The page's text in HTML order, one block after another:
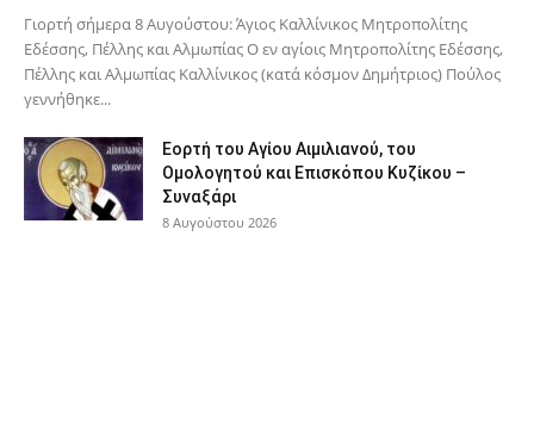
Γιορτή σήμερα 8 Αυγούστου: Άγιος Καλλίνικος Μητροπολίτης
Εδέσσης, Πέλλης και Αλμωπίας Ο εν αγίοις Μητροπολίτης Εδέσσης,
Πέλλης και Αλμωπίας Καλλίνικος (κατά κόσμον Δημήτριος) Πούλος
γεννήθηκε...
Εορτή του Αγίου Αιμιλιανού, του
Ομολογητού και Επισκόπου Κυζίκου –
Συναξάρι
8 Αυγούστου 2026